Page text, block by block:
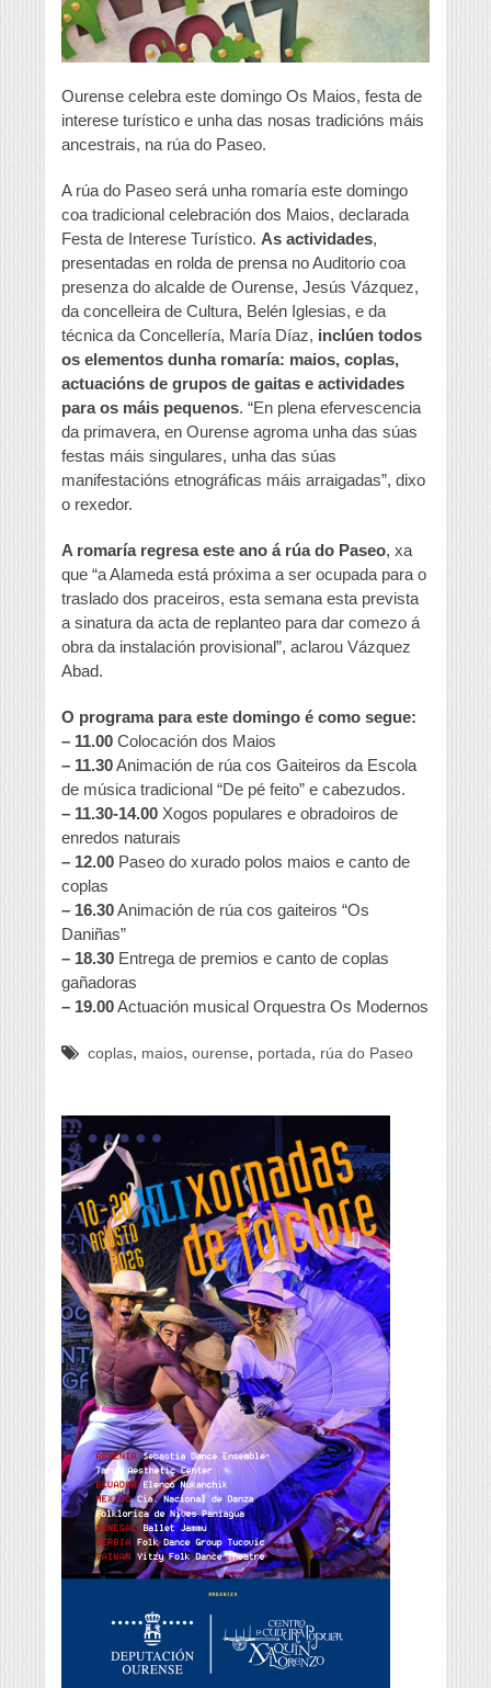
Ourense celebra este domingo Os Maios, festa de
interese turístico e unha das nosas tradicións máis
ancestrais, na rúa do Paseo.
A rúa do Paseo será unha romaría este domingo
coa tradicional celebración dos Maios, declarada
Festa de Interese Turístico. As actividades,
presentadas en rolda de prensa no Auditorio coa
presenza do alcalde de Ourense, Jesús Vázquez,
da concelleira de Cultura, Belén Iglesias, e da
técnica da Concellería, María Díaz, inclúen todos
os elementos dunha romaría: maios, coplas,
actuacións de grupos de gaitas e actividades
para os máis pequenos. “En plena efervescencia
da primavera, en Ourense agroma unha das súas
festas máis singulares, unha das súas
manifestacións etnográficas máis arraigadas”, dixo
o rexedor.
A romaría regresa este ano á rúa do Paseo, xa
que “a Alameda está próxima a ser ocupada para o
traslado dos praceiros, esta semana esta prevista
a sinatura da acta de replanteo para dar comezo á
obra da instalación provisional”, aclarou Vázquez
Abad.
O programa para este domingo é como segue:
– 11.00 Colocación dos Maios
– 11.30Animación de rúa cos Gaiteiros da Escola
de música tradicional “De pé feito” e cabezudos.
– 11.30-14.00 Xogos populares e obradoiros de
enredos naturais
– 12.00 Paseo do xurado polos maios e canto de
coplas
– 16.30Animación de rúa cos gaiteiros “Os
Daniñas”
– 18.30 Entrega de premios e canto de coplas
gañadoras
– 19.00Actuación musical Orquestra Os Modernos
coplas, maios, ourense, portada, rúa do Paseo